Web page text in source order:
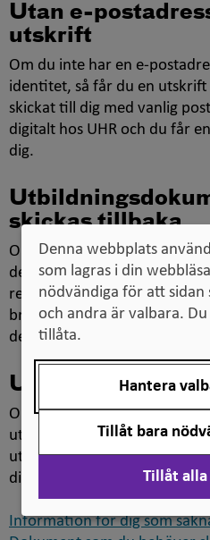
Utan e-
utskrift
Om du inte har en e-
identitet, så får du en
skickat till dig med vanlig
digitalt hos UHR och du får
dig.
skickas tillbaka
Om du har skickat
de tillbaka till dig i ett
rekommenderad post. Du
brevet går att hämta hos ett
det genom att visa
Utan dokument
Om du har ansökt om en
utbildning för att du saknar
utbildningsdokument så får
digital certifiering istället för
Information för dig som
Denna webbplats
som lagras i din
nödvändiga för att
och andra är valbara. Du
tillåta.
Hantera
Tillåt bara
Tillåt alla